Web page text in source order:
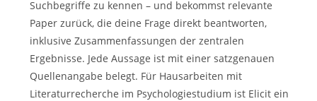
Suchbegriffe zu kennen – und bekommst relevante
Paper zurück, die deine Frage direkt beantworten,
inklusive Zusammenfassungen der zentralen
Ergebnisse. Jede Aussage ist mit einer satzgenauen
Quellenangabe belegt. Für Hausarbeiten mit
Literaturrecherche im Psychologiestudium ist Elicit ein